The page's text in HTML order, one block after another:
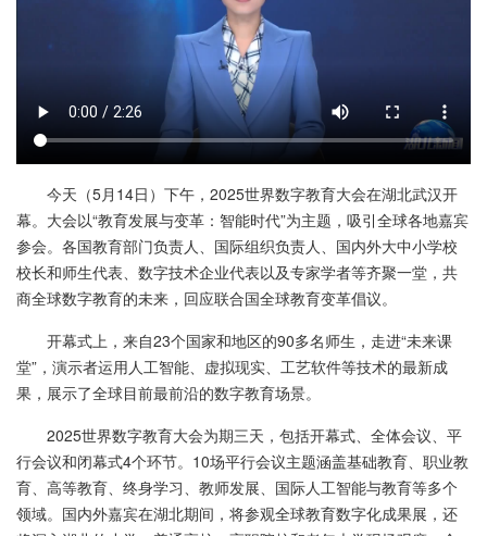
今天（5月14日）下午，2025世界数字教育大会在湖北武汉开
幕。大会以“教育发展与变革：智能时代”为主题，吸引全球各地嘉宾
参会。各国教育部门负责人、国际组织负责人、国内外大中小学校
校长和师生代表、数字技术企业代表以及专家学者等齐聚一堂，共
商全球数字教育的未来，回应联合国全球教育变革倡议。
开幕式上，来自23个国家和地区的90多名师生，走进“未来课
堂”，演示者运用人工智能、虚拟现实、工艺软件等技术的最新成
果，展示了全球目前最前沿的数字教育场景。
2025世界数字教育大会为期三天，包括开幕式、全体会议、平
行会议和闭幕式4个环节。10场平行会议主题涵盖基础教育、职业教
育、高等教育、终身学习、教师发展、国际人工智能与教育等多个
领域。国内外嘉宾在湖北期间，将参观全球教育数字化成果展，还